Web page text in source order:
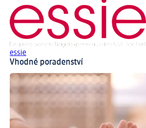
essie
Vhodné poradenství